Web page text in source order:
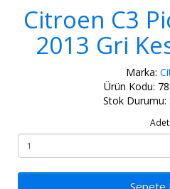
Citroen C3
2013 Gri
Marka:
Ürün Kodu:
Stok Durumu:
Adet